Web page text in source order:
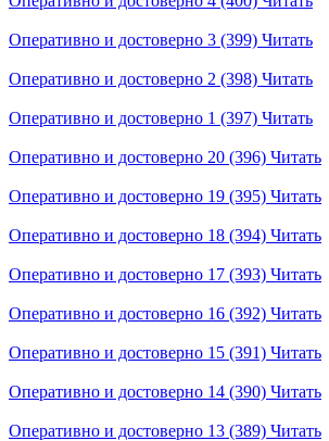
Оперативно и достоверно 3 (399) Читать
Оперативно и достоверно 2 (398) Читать
Оперативно и достоверно 1 (397) Читать
Оперативно и достоверно 20 (396) Читать
Оперативно и достоверно 19 (395) Читать
Оперативно и достоверно 18 (394) Читать
Оперативно и достоверно 17 (393) Читать
Оперативно и достоверно 16 (392) Читать
Оперативно и достоверно 15 (391) Читать
Оперативно и достоверно 14 (390) Читать
Оперативно и достоверно 13 (389) Читать